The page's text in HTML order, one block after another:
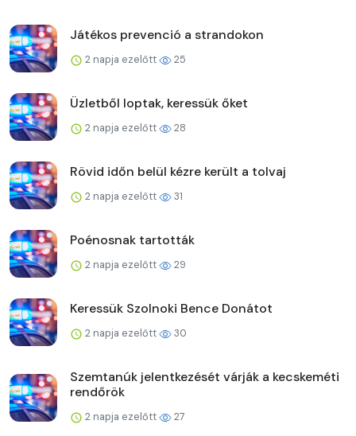
Játékos prevenció a strandokon
2 napja ezelőtt 25
Üzletből loptak, keressük őket
2 napja ezelőtt 28
Rövid időn belül kézre került a tolvaj
2 napja ezelőtt 31
Poénosnak tartották
2 napja ezelőtt 29
Keressük Szolnoki Bence Donátot
2 napja ezelőtt 30
Szemtanúk jelentkezését várják a kecskeméti
rendőrök
2 napja ezelőtt 27